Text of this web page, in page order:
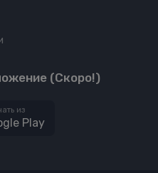
(Скоро!)
из
Play